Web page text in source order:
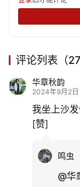
情
感
旅
登录
评论列表（27
华章秋韵
2024年9月2日
我坐上沙
[赞]
鸣虫
@华